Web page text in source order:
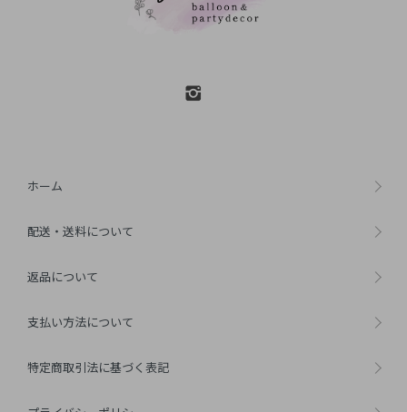
ホーム
配送・送料について
返品について
支払い方法について
特定商取引法に基づく表記